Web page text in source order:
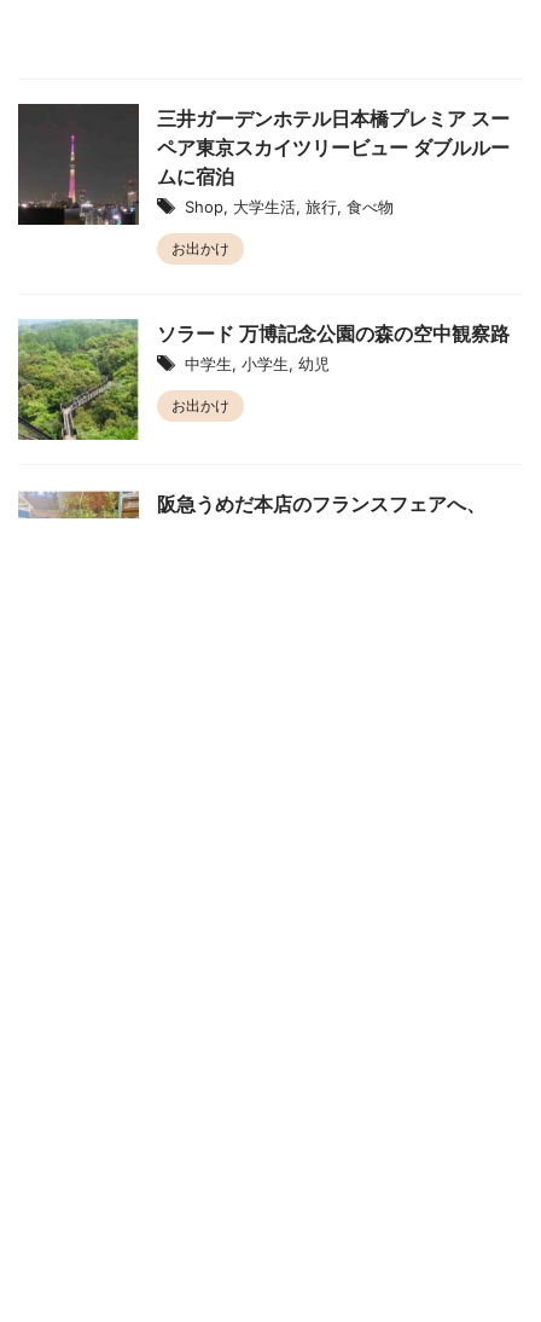
三井ガーデンホテル日本橋プレミア スー
ペア東京スカイツリービュー ダブルルー
ムに宿泊
Shop, 大学生活, 旅行, 食べ物
お出かけ
ソラード 万博記念公園の森の空中観察路
中学生, 小学生, 幼児
お出かけ
阪急うめだ本店のフランスフェアへ、